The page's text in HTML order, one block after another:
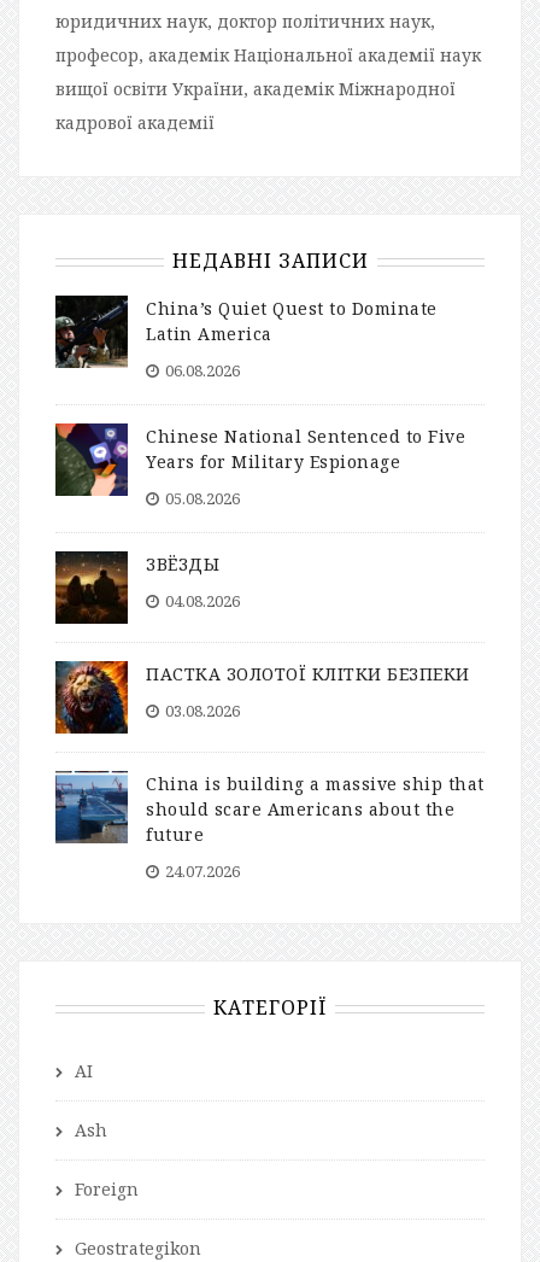
юридичних наук, доктор політичних наук,
професор, академік Національної академії наук
вищої освіти України, академік Міжнародної
кадрової академії
НЕДАВНІ ЗАПИСИ
China’s Quiet Quest to Dominate
Latin America
06.08.2026
Chinese National Sentenced to Five
Years for Military Espionage
05.08.2026
ЗВЁЗДЫ
04.08.2026
ПАСТКА ЗОЛОТОЇ КЛІТКИ БЕЗПЕКИ
03.08.2026
China is building a massive ship that
should scare Americans about the
future
24.07.2026
КАТЕГОРІЇ
AI
Ash
Foreign
Geostrategikon